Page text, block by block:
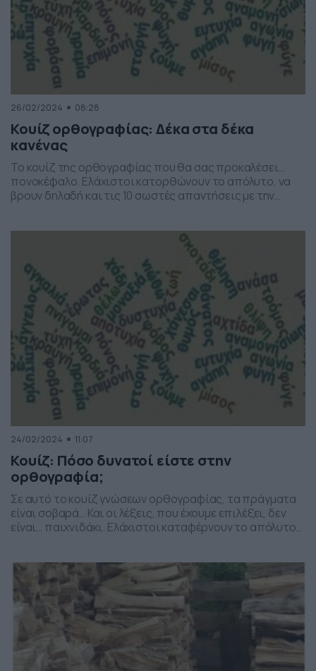
26/02/2024 08:28
Κουίζ ορθογραφίας: Δέκα στα δέκα
κανένας
Το κουίζ της ορθογραφίας που θα σας προκαλέσει…
πονοκέφαλο. Ελάχιστοι κατορθώνουν το απόλυτο, να
βρουν δηλαδή και τις 10 σωστές απαντήσεις με την
ξεκινήσουμε… Καλή τύχη! Τεστ ορθογραφίας! Ελάχιστοι
βρίσκουν και τις 10 λέξεις [show-quiz id=”219862″]
24/02/2024 11:07
Κουίζ: Πόσο δυνατοί είστε στην
ορθογραφία;
Σε αυτό το κουίζ γνώσεων ορθογραφίας, τα πράγματα
είναι σοβαρά… Και οι λέξεις, που έχουμε επιλέξει, δεν
είναι… παιχνιδάκι. Ελάχιστοι καταφέρνουν το απόλυτο
δοκιμάζονται εδώ!”]